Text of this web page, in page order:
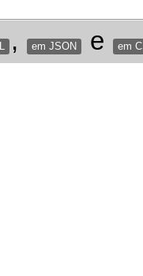
, em JSON e em